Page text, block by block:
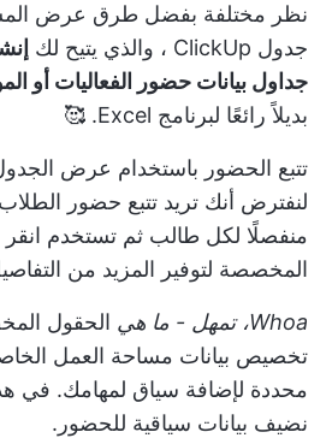
نظر مختلفة بفضل طرق عرض
جدول ClickUp
، والذي يتيح لك
جداول بيانات حضور الفعاليات أو
بديلاً رائعًا لبرنامج Excel. 🥰
تتبع الحضور باستخدام عرض
لنفترض أنك تريد تتبع حضور
منفصلًا لكل طالب ثم تستخدم
المخصصة لتوفير المزيد من
Whoa، تمهل - ما هي الحقول
تخصيص بيانات مساحة العمل
محددة لإضافة سياق لمهامك. في
نضيف بيانات سياقية للحضور.